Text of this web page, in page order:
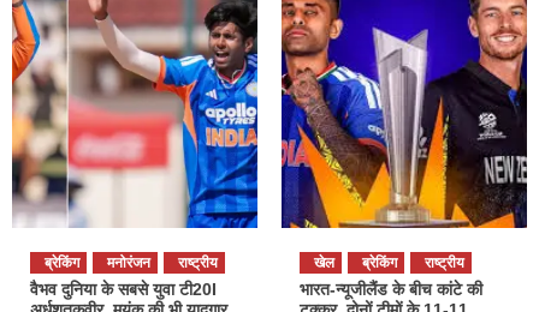
ब्रेकिंग मनोरंजन राष्ट्रीय
वैभव दुनिया के सबसे युवा टी20I
खेल ब्रेकिंग राष्ट्रीय
भारत-न्यूजीलैंड के बीच कांटे की